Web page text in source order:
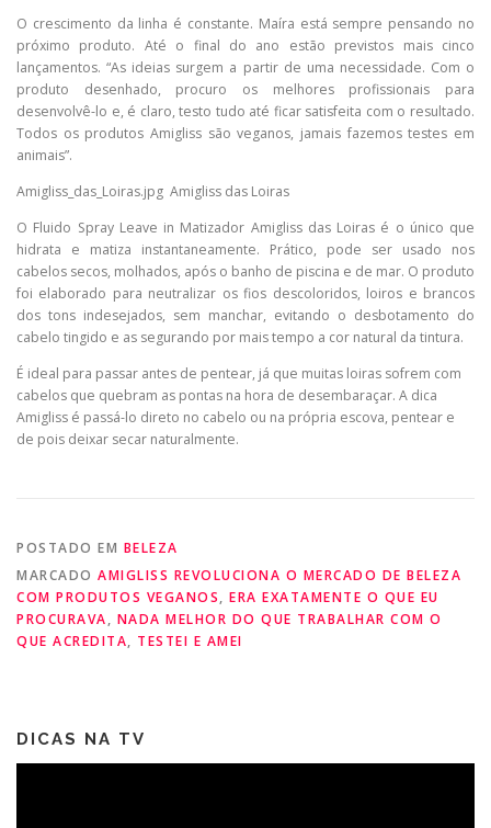
O crescimento da linha é constante. Maíra está sempre pensando no
próximo produto. Até o final do ano estão previstos mais cinco
lançamentos. “As ideias surgem a partir de uma necessidade. Com o
produto desenhado, procuro os melhores profissionais para
desenvolvê-lo e, é claro, testo tudo até ficar satisfeita com o resultado.
Todos os produtos Amigliss são veganos, jamais fazemos testes em
animais”.
Amigliss_das_Loiras.jpg Amigliss das Loiras
O Fluido Spray Leave in Matizador Amigliss das Loiras é o único que
hidrata e matiza instantaneamente. Prático, pode ser usado nos
cabelos secos, molhados, após o banho de piscina e de mar. O produto
foi elaborado para neutralizar os fios descoloridos, loiros e brancos
dos tons indesejados, sem manchar, evitando o desbotamento do
cabelo tingido e as segurando por mais tempo a cor natural da tintura.
É ideal para passar antes de pentear, já que muitas loiras sofrem com
cabelos que quebram as pontas na hora de desembaraçar. A dica
Amigliss é passá-lo direto no cabelo ou na própria escova, pentear e
de pois deixar secar naturalmente.
POSTADO EM BELEZA
MARCADO AMIGLISS REVOLUCIONA O MERCADO DE BELEZA
COM PRODUTOS VEGANOS, ERA EXATAMENTE O QUE EU
PROCURAVA, NADA MELHOR DO QUE TRABALHAR COM O
QUE ACREDITA, TESTEI E AMEI
DICAS NA TV